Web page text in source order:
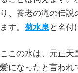
り、養老の滝の伝説
ます。 菊水泉 と名付
ここの水は、元正天
髪になったと言われ